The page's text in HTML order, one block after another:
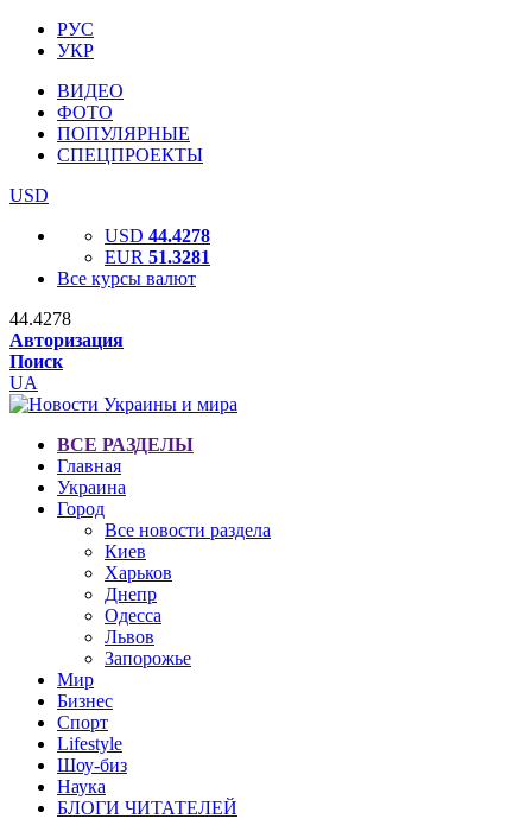
РУС
УКР
ВИДЕО
ФОТО
ПОПУЛЯРНЫЕ
СПЕЦПРОЕКТЫ
USD
USD 44.4278
EUR 51.3281
Все курсы валют
44.4278
Авторизация
Поиск
UA
ВСЕ РАЗДЕЛЫ
Главная
Украина
Город
Все новости раздела
Киев
Харьков
Днепр
Одесса
Львов
Запорожье
Мир
Бизнес
Спорт
Lifestyle
Шоу-биз
Наука
БЛОГИ ЧИТАТЕЛЕЙ